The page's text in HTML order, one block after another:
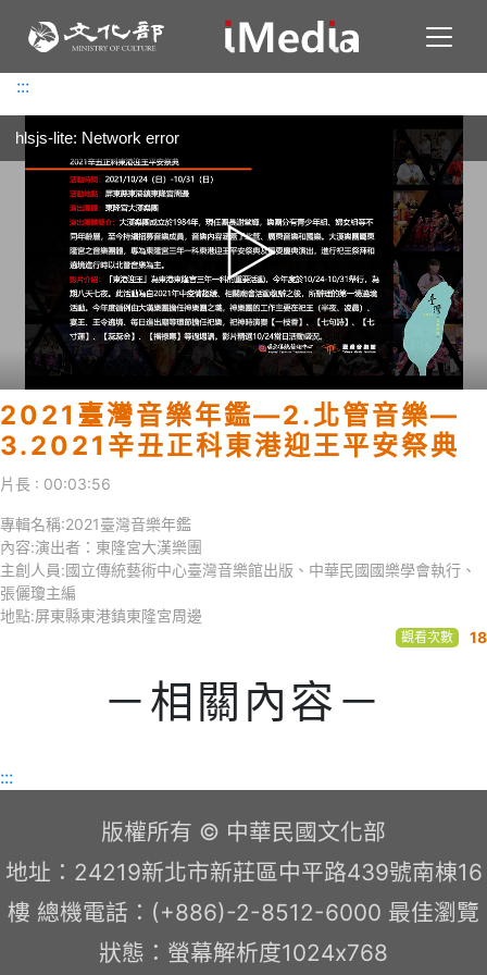
:::
:::
hlsjs-lite: Network error
2021臺灣音樂年鑑—2.北管音樂—
3.2021辛丑正科東港迎王平安祭典
片長 : 00:03:56
觀看次數 18
專輯名稱:2021臺灣音樂年鑑
內容:演出者：東隆宮大漢樂團
主創人員:國立傳統藝術中心臺灣音樂館出版、中華民國國樂學會執行、
張儷瓊主編
地點:屏東縣東港鎮東隆宮周邊
－相關內容－
:::
版權所有 © 中華民國文化部
地址：24219新北市新莊區中平路439號南棟16
樓 總機電話：(+886)-2-8512-6000 最佳瀏覽
狀態：螢幕解析度1024x768